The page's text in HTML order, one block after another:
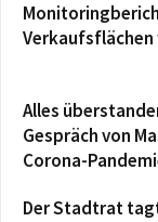
Verkaufsflächen
Alles
Gespräch von
Corona-
Der Stadtrat